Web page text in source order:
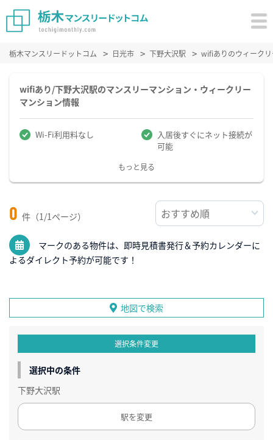
栃木マンスリードットコム 日光市 下野大沢駅 wifiありのウィーク
wifiあり/下野大沢駅のマンスリーマンション・ウィークリー
マンション情報
Wi-Fi利用料なし
入居後すぐにネット接続が
可能
もっと見る
0 件（1/1ページ）
マークのある物件は、即時見積書発行＆予約カレンダーに
よるダイレクト予約が可能です！
地図で検索
選択条件変更
選択中の条件
下野大沢駅
駅を変更